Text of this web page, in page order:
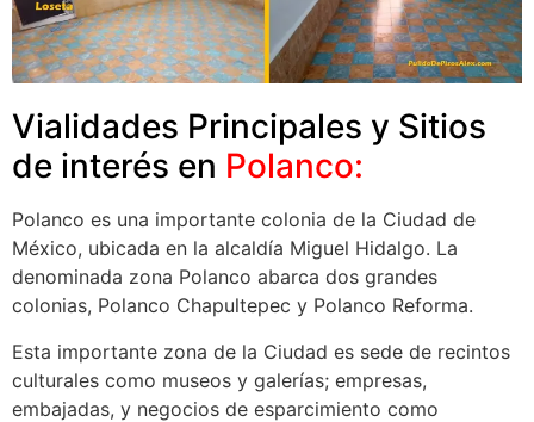
Vialidades Principales y Sitios
de interés en Polanco:
Polanco es una importante colonia de la Ciudad de
México, ubicada en la alcaldía Miguel Hidalgo. La
denominada zona Polanco abarca dos grandes
colonias, Polanco Chapultepec y Polanco Reforma.
Esta importante zona de la Ciudad es sede de recintos
culturales como museos y galerías; empresas,
embajadas, y negocios de esparcimiento como